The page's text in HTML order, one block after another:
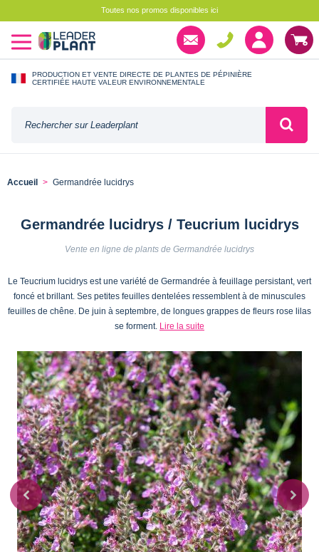
Toutes nos promos disponibles ici
PRODUCTION ET VENTE DIRECTE DE PLANTES DE PÉPINIÈRE
CERTIFIÉE HAUTE VALEUR ENVIRONNEMENTALE
Accueil Germandrée lucidrys
Germandrée lucidrys / Teucrium lucidrys
Vente en ligne de plants de Germandrée lucidrys
Le Teucrium lucidrys est une variété de Germandrée à feuillage persistant, vert
foncé et brillant. Ses petites feuilles dentelées ressemblent à de minuscules
feuilles de chêne. De juin à septembre, de longues grappes de fleurs rose lilas
se forment. Lire la suite